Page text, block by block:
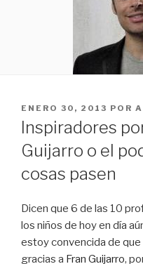
PUBLICADO
EL
ENERO 30, 2013 POR
Inspiradores
Guijarro o el
cosas pasen
Dicen que 6 de las 10
los niños de hoy en día
estoy convencida de
gracias a Fran Guijarro,